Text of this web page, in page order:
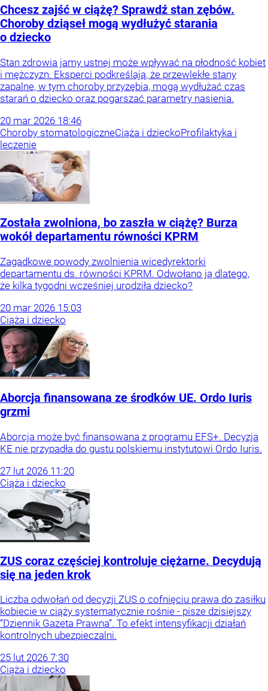
Chcesz zajść w ciążę? Sprawdź stan zębów.
Choroby dziąseł mogą wydłużyć starania
o dziecko
Stan zdrowia jamy ustnej może wpływać na płodność kobiet
i mężczyzn. Eksperci podkreślają, że przewlekłe stany
zapalne, w tym choroby przyzębia, mogą wydłużać czas
starań o dziecko oraz pogarszać parametry nasienia.
20 mar 2026 18:46
Choroby stomatologiczneCiąża i dzieckoProfilaktyka i
leczenie
Została zwolniona, bo zaszła w ciążę? Burza
wokół departamentu równości KPRM
Zagadkowe powody zwolnienia wicedyrektorki
departamentu ds. równości KPRM. Odwołano ją dlatego,
że kilka tygodni wcześniej urodziła dziecko?
20 mar 2026 15:03
Ciąża i dziecko
Aborcja finansowana ze środków UE. Ordo Iuris
grzmi
Aborcja może być finansowana z programu EFS+. Decyzja
KE nie przypadła do gustu polskiemu instytutowi Ordo Iuris.
27 lut 2026 11:20
Ciąża i dziecko
ZUS coraz częściej kontroluje ciężarne. Decydują
się na jeden krok
Liczba odwołań od decyzji ZUS o cofnięciu prawa do zasiłku
kobiecie w ciąży systematycznie rośnie - pisze dzisiejszy
“Dziennik Gazeta Prawna”. To efekt intensyfikacji działań
kontrolnych ubezpieczalni.
25 lut 2026 7:30
Ciąża i dziecko